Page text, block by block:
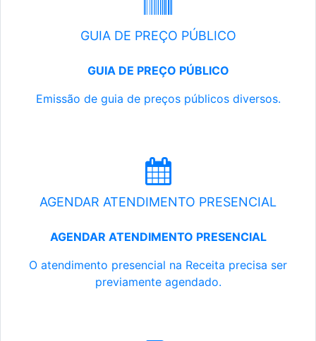
GUIA DE PREÇO PÚBLICO
GUIA DE PREÇO PÚBLICO
Emissão de guia de preços públicos diversos.
AGENDAR ATENDIMENTO PRESENCIAL
AGENDAR ATENDIMENTO PRESENCIAL
O atendimento presencial na Receita precisa ser
previamente agendado.